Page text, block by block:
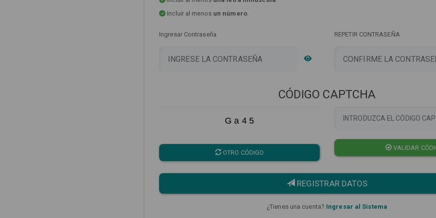
Incluir al menos un número.
Ingresar Contraseña REPETIR CONTRASEÑA
CÓDIGO CAPTCHA
G a 4 5
OTRO CÓDIGO
VALIDAR
REGISTRAR DATOS
¿Tienes una cuenta? Ingresar al Sistema